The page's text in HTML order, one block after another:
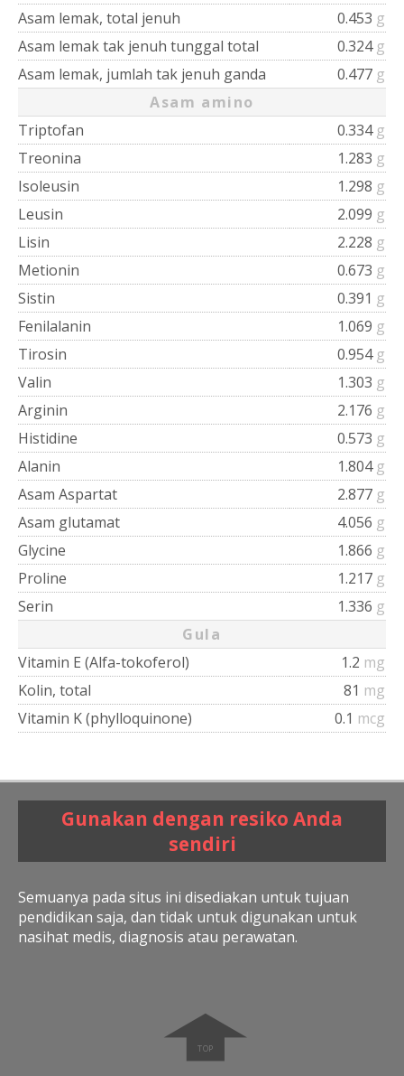
Asam lemak, total jenuh
0.453 g
Asam lemak tak jenuh tunggal total
0.324 g
Asam lemak, jumlah tak jenuh ganda
0.477 g
Asam amino
Triptofan
0.334 g
Treonina
1.283 g
Isoleusin
1.298 g
Leusin
2.099 g
Lisin
2.228 g
Metionin
0.673 g
Sistin
0.391 g
Fenilalanin
1.069 g
Tirosin
0.954 g
Valin
1.303 g
Arginin
2.176 g
Histidine
0.573 g
Alanin
1.804 g
Asam Aspartat
2.877 g
Asam glutamat
4.056 g
Glycine
1.866 g
Proline
1.217 g
Serin
1.336 g
Gula
Vitamin E (Alfa-tokoferol)
1.2 mg
Kolin, total
81 mg
Vitamin K (phylloquinone)
0.1 mcg
Gunakan dengan resiko Anda
sendiri
Semuanya pada situs ini disediakan untuk tujuan
pendidikan saja, dan tidak untuk digunakan untuk
nasihat medis, diagnosis atau perawatan.
➧